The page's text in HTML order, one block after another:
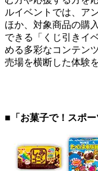
ルイベントでは、ア
ほか、対象商品の購
できる「くじ引きイ
める多彩なコンテン
売場を横断した体験
■「お菓子で！スポ